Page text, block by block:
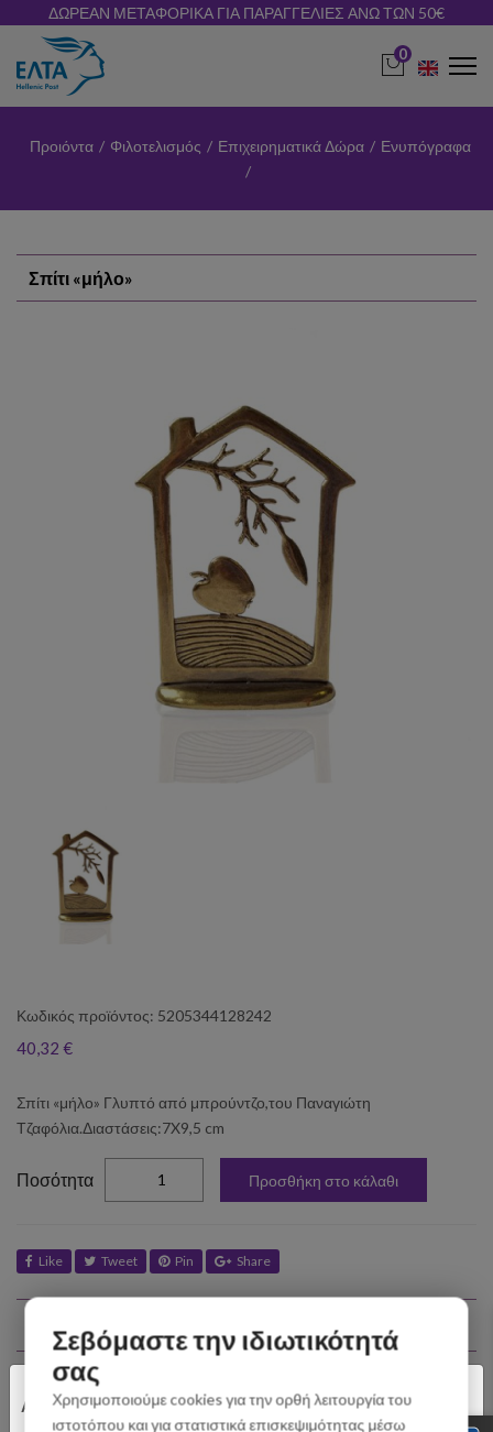
ΔΩΡΕΑΝ ΜΕΤΑΦΟΡΙΚΑ ΓΙΑ ΠΑΡΑΓΓΕΛΙΕΣ ΑΝΩ ΤΩΝ 50€
0
Προιόντα / Φιλοτελισμός / Επιχειρηματικά Δώρα / Ενυπόγραφα
/
Αγαπητοί Πελάτες
Σπίτι «μήλο»
Κωδικός προϊόντος: 5205344128242
40,32 €
Σπίτι «μήλο» Γλυπτό από μπρούντζο,του Παναγιώτη
Τζαφόλια.Διαστάσεις:7X9,5 cm
Ποσότητα Προσθήκη στο κάλαθι
Like Tweet Pin Share
Σχετικά Προϊόντα
Σεβόμαστε την ιδιωτικότητά
σας
Χρησιμοποιούμε cookies για την ορθή λειτουργία του
ιστοτόπου και για στατιστικά επισκεψιμότητας μέσω